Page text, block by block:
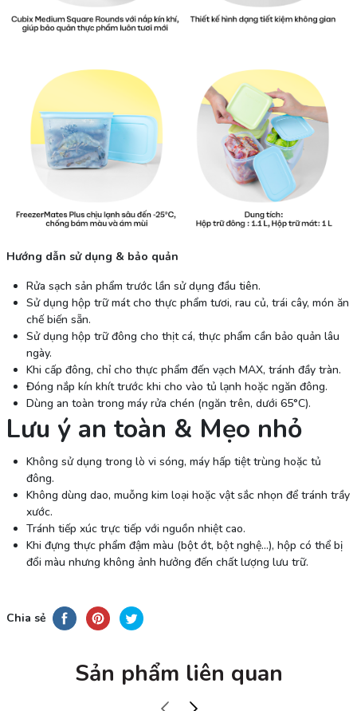
Hướng dẫn sử dụng & bảo quản
Rửa sạch sản phẩm trước lần sử dụng đầu tiên.
Sử dụng hộp trữ mát cho thực phẩm tươi, rau củ, trái cây, món ăn
chế biến sẵn.
Sử dụng hộp trữ đông cho thịt cá, thực phẩm cần bảo quản lâu
ngày.
Khi cấp đông, chỉ cho thực phẩm đến vạch MAX, tránh đầy tràn.
Đóng nắp kín khít trước khi cho vào tủ lạnh hoặc ngăn đông.
Dùng an toàn trong máy rửa chén (ngăn trên, dưới 65°C).
Lưu ý an toàn & Mẹo nhỏ
Không sử dụng trong lò vi sóng, máy hấp tiệt trùng hoặc tủ
đông.
Không dùng dao, muỗng kim loại hoặc vật sắc nhọn để tránh trầy
xước.
Tránh tiếp xúc trực tiếp với nguồn nhiệt cao.
Khi đựng thực phẩm đậm màu (bột ớt, bột nghệ…), hộp có thể bị
đổi màu nhưng không ảnh hưởng đến chất lượng lưu trữ.
Chia sẻ
Sản phẩm liên quan